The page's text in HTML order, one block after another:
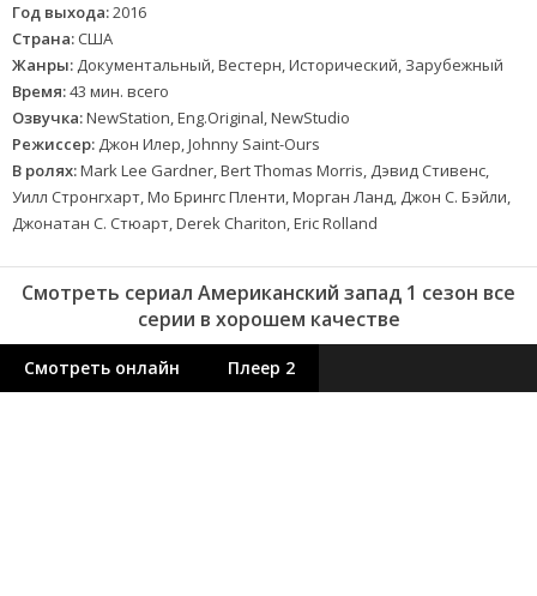
Год выхода:2016
Страна: США
Жанры: Документальный, Вестерн, Исторический, Зарубежный
Время:43 мин. всего
Озвучка:NewStation, Eng.Original, NewStudio
Режиссер: Джон Илер, Johnny Saint-Ours
В ролях:Mark Lee Gardner, Bert Thomas Morris, Дэвид Стивенс,
Уилл Стронгхарт, Мо Брингс Пленти, Морган Ланд, Джон С. Бэйли,
Джонатан С. Стюарт, Derek Chariton, Eric Rolland
Смотреть сериал Американский запад 1 сезон все
серии в хорошем качестве
Смотреть онлайн Плеер 2